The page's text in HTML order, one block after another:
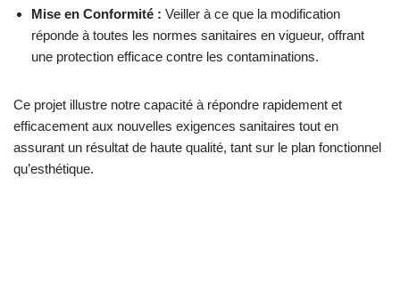
Mise en Conformité : Veiller à ce que la modification
réponde à toutes les normes sanitaires en vigueur, offrant
une protection efficace contre les contaminations.
Ce projet illustre notre capacité à répondre rapidement et
efficacement aux nouvelles exigences sanitaires tout en
assurant un résultat de haute qualité, tant sur le plan fonctionnel
qu’esthétique.